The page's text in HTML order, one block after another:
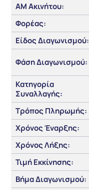
ΑΜ Ακινήτου:
Φορέας:
Είδος Διαγωνισμού:
Φάση Διαγωνισμού:
Κατηγορία
Συναλλαγής:
Τρόπος Πληρωμής:
Χρόνος Έναρξης:
Χρόνος Λήξης:
Τιμή Εκκίνησης:
Βήμα Διαγωνισμού: